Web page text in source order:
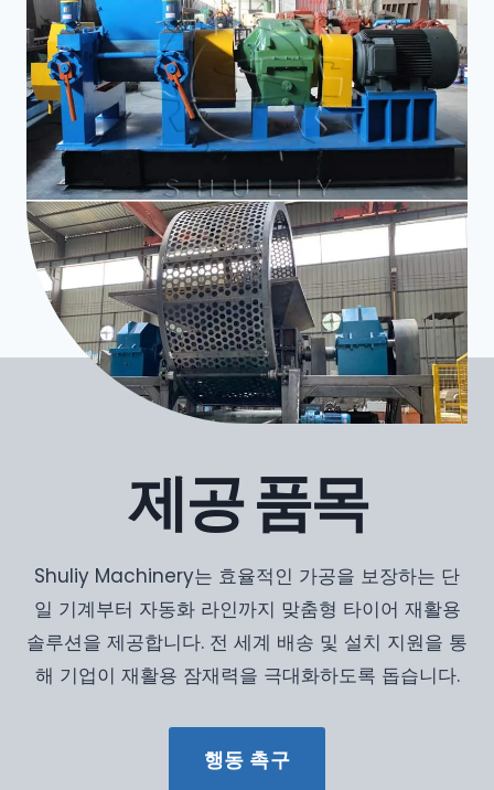
제공 품목
Shuliy Machinery는 효율적인 가공을 보장하는 단
일 기계부터 자동화 라인까지 맞춤형 타이어 재활용
솔루션을 제공합니다. 전 세계 배송 및 설치 지원을 통
해 기업이 재활용 잠재력을 극대화하도록 돕습니다.
행동 촉구